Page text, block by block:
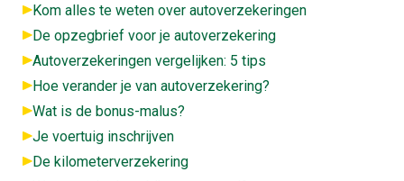
Kom alles te weten over autoverzekeringen
De opzegbrief voor je autoverzekering
Autoverzekeringen vergelijken: 5 tips
Hoe verander je van autoverzekering?
Wat is de bonus-malus?
Je voertuig inschrijven
De kilometerverzekering